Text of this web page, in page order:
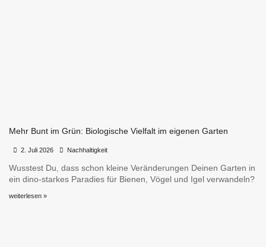
Mehr Bunt im Grün: Biologische Vielfalt im eigenen Garten
2. Juli 2026 Nachhaltigkeit
Wusstest Du, dass schon kleine Veränderungen Deinen Garten in
ein dino-starkes Paradies für Bienen, Vögel und Igel verwandeln?
weiterlesen »